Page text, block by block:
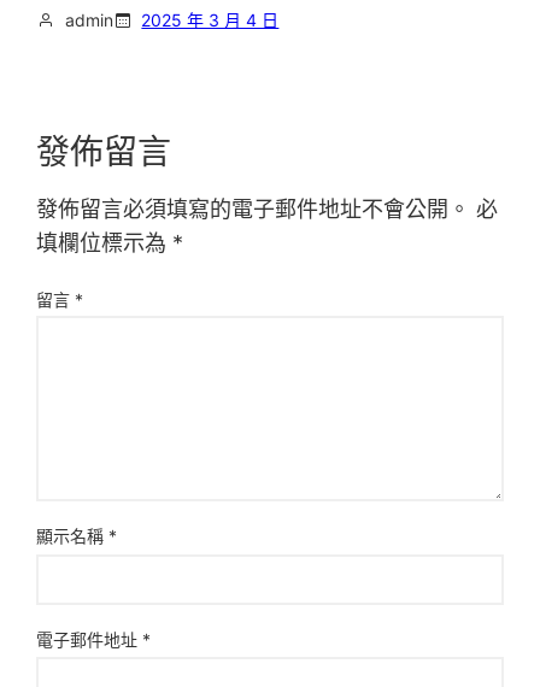
admin 2025 年 3 月 4 日
發佈留言
發佈留言必須填寫的電子郵件地址不會公開。 必
填欄位標示為 *
留言 *
顯示名稱 *
電子郵件地址 *